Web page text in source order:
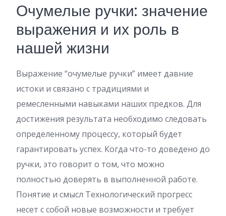
Очумелые ручки: значение
выражения и их роль в
нашей жизни
Выражение “очумелые ручки” имеет давние
истоки и связано с традициями и
ремесленными навыками наших предков. Для
достижения результата необходимо следовать
определенному процессу, который будет
гарантировать успех. Когда что-то доведено до
ручки, это говорит о том, что можно
полностью доверять в выполненной работе.
Понятие и смысл Технологический прогресс
несет с собой новые возможности и требует